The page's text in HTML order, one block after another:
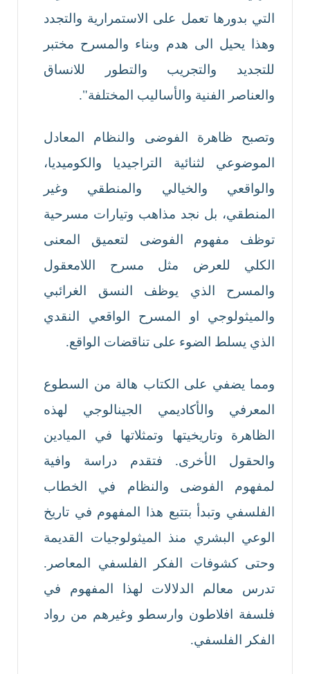
التي بدورها تعمل على الاستمرارية والتجدد
وهذا يحيل الى هدم وبناء والمسرح مختبر
للتجديد والتجريب والتطور للانساق
والعناصر الفنية والأساليب المختلفة".
وتصبح ظاهرة الفوضى والنظام المعادل
الموضوعي لثنائية التراجيديا والكوميديا،
والواقعي والخيالي والمنطقي وغير
المنطقي، بل نجد مذاهب وتيارات مسرحية
توظف مفهوم الفوضى لتعميق المعنى
الكلي للعرض مثل مسرح اللامعقول
والمسرح الذي يوظف النسق الغرائبي
والميثولوجي او المسرح الواقعي النقدي
الذي يسلط الضوء على تناقضات الواقع.
ومما يضفي على الكتاب هالة من السطوع
المعرفي والأكاديمي الجينالوجي لهذه
الظاهرة وتاريخيتها وتمثلاتها في الميادين
والحقول الأخرى. فتقدم دراسة وافية
لمفهوم الفوضى والنظام في الخطاب
الفلسفي وتبدأ بتتبع هذا المفهوم في تاريخ
الوعي البشري منذ الميثولوجيات القديمة
وحتى كشوفات الفكر الفلسفي المعاصر.
تدرس معالم الدلالات لهذا المفهوم في
فلسفة افلاطون وارسطو وغيرهم من رواد
الفكر الفلسفي.